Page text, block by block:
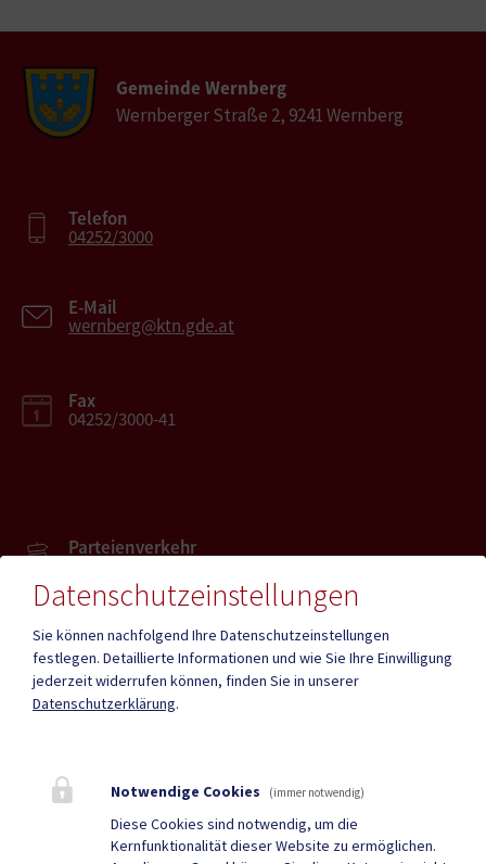
Gemeinde Wernberg
Wernberger Straße 2, 9241 Wernberg
Telefon
04252/3000
E-Mail
wernberg@ktn.gde.at
Fax
04252/3000-41
Parteienverkehr
Amtsstunden
Heute , 08.00 bis 13.00 Uhr
Quicklinks
Datenschutzeinstellungen
Sie können nachfolgend Ihre Datenschutzeinstellungen
festlegen. Detaillierte Informationen und wie Sie Ihre Einwilligung
jederzeit widerrufen können, finden Sie in unserer
Datenschutzerklärung.
Notwendige Cookies (immer notwendig)
Diese Cookies sind notwendig, um die
Kernfunktionalität dieser Website zu ermöglichen.